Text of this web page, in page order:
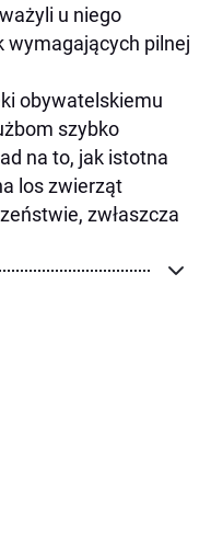
u niego
wymagających pilnej
obywatelskiemu
szybko
na to, jak istotna
los zwierząt
zwłaszcza